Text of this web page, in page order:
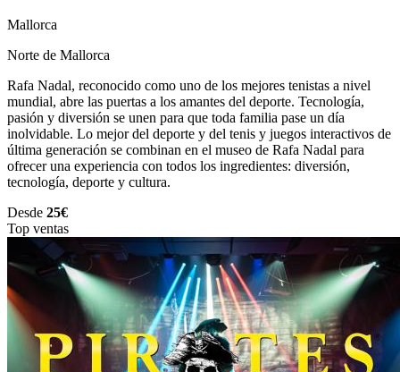
Mallorca
Norte de Mallorca
Rafa Nadal, reconocido como uno de los mejores tenistas a nivel
mundial, abre las puertas a los amantes del deporte. Tecnología,
pasión y diversión se unen para que toda familia pase un día
inolvidable. Lo mejor del deporte y del tenis y juegos interactivos de
última generación se combinan en el museo de Rafa Nadal para
ofrecer una experiencia con todos los ingredientes: diversión,
tecnología, deporte y cultura.
Desde 25€
Top ventas